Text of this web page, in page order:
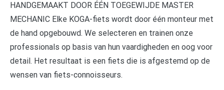
HANDGEMAAKT DOOR ÉÉN TOEGEWIJDE MASTER
MECHANIC Elke KOGA-fiets wordt door één monteur met
de hand opgebouwd. We selecteren en trainen onze
professionals op basis van hun vaardigheden en oog voor
detail. Het resultaat is een fiets die is afgestemd op de
wensen van fiets-connoisseurs.